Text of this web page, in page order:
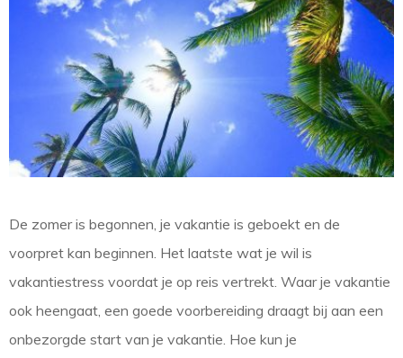
De zomer is begonnen, je vakantie is geboekt en de
voorpret kan beginnen. Het laatste wat je wil is
vakantiestress voordat je op reis vertrekt. Waar je vakantie
ook heengaat, een goede voorbereiding draagt bij aan een
onbezorgde start van je vakantie. Hoe kun je